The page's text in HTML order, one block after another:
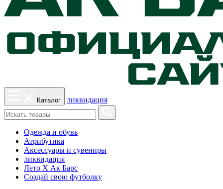
Каталог ликвидация
Одежда и обувь
Атрибутика
Аксессуары и сувениры
ликвидация
Лето Х Ак Барс
Создай свою футболку